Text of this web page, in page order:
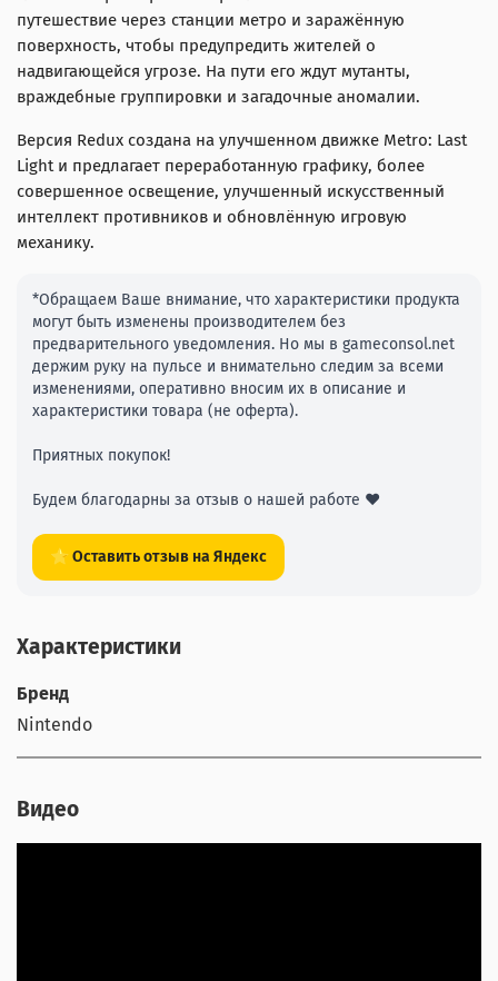
путешествие через станции метро и заражённую
поверхность, чтобы предупредить жителей о
надвигающейся угрозе. На пути его ждут мутанты,
враждебные группировки и загадочные аномалии.
Версия Redux создана на улучшенном движке Metro: Last
Light и предлагает переработанную графику, более
совершенное освещение, улучшенный искусственный
интеллект противников и обновлённую игровую
механику.
*Обращаем Ваше внимание, что характеристики продукта
могут быть изменены производителем без
предварительного уведомления. Но мы в gameconsol.net
держим руку на пульсе и внимательно следим за всеми
изменениями, оперативно вносим их в описание и
характеристики товара (не оферта).
Приятных покупок!
Будем благодарны за отзыв о нашей работе ❤️
⭐ Оставить отзыв на Яндекс
Характеристики
Бренд
Nintendo
Видео